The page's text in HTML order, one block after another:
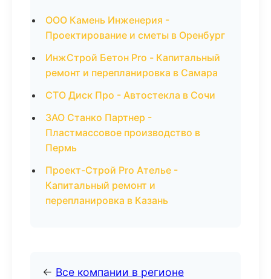
ООО Камень Инженерия -
Проектирование и сметы в Оренбург
ИнжСтрой Бетон Pro - Капитальный
ремонт и перепланировка в Самара
СТО Диск Про - Автостекла в Сочи
ЗАО Станко Партнер -
Пластмассовое производство в
Пермь
Проект-Строй Pro Ателье -
Капитальный ремонт и
перепланировка в Казань
← Все компании в регионе